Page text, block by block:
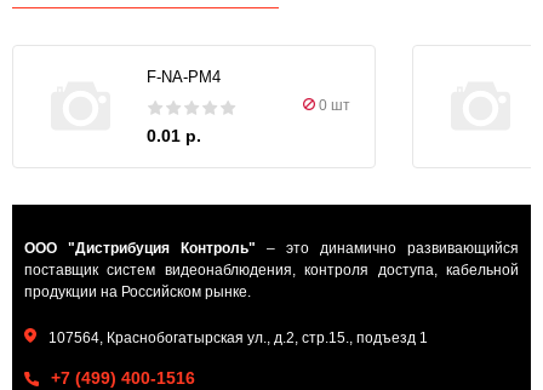
F-NA-PM4
0 шт
0.01 р.
ООО "Дистрибуция Контроль" – это динамично развивающийся
поставщик систем видеонаблюдения, контроля доступа, кабельной
продукции на Российском рынке.
107564, Краснобогатырская ул., д.2, стр.15., подъезд 1
+7 (499) 400-1516